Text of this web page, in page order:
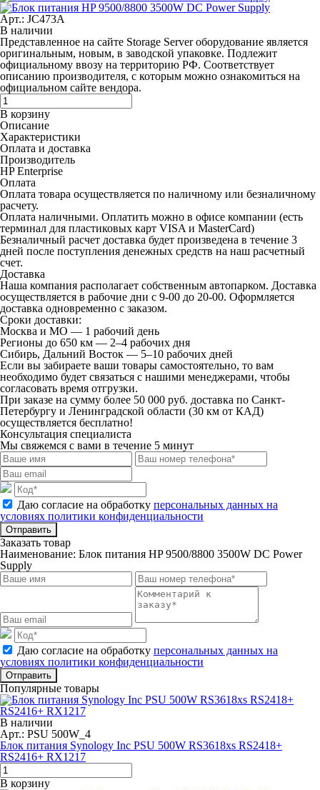
Арт.: JC473A
В наличии
Представленное на сайте Storage Server оборудование является
оригинальным, новым, в заводской упаковке. Подлежит
официальному ввозу на территорию РФ. Соответствует
описанию производителя, с которым можно ознакомиться на
официальном сайте вендора.
В корзину
Описание
Характеристики
Оплата и доставка
Производитель
HP Enterprise
Оплата
Оплата товара осуществляется по наличному или безналичному
расчету.
Оплата наличными. Оплатить можно в офисе компании (есть
терминал для пластиковых карт VISA и MasterCard)
Безналичный расчет доставка будет произведена в течение 3
дней после поступления денежных средств на наш расчетный
счет.
Доставка
Наша компания располагает собственным автопарком. Доставка
осуществляется в рабочие дни с 9-00 до 20-00. Оформляется
доставка одновременно с заказом.
Сроки доставки:
Москва и МО — 1 рабочий день
Регионы до 650 км — 2–4 рабочих дня
Сибирь, Дальний Восток — 5–10 рабочих дней
Если вы забираете ваши товары самостоятельно, то вам
необходимо будет связаться с нашими менеджерами, чтобы
согласовать время отгрузки.
При заказе на сумму более 50 000 руб. доставка по Санкт-
Петербургу и Ленинградской области (30 км от КАД)
осуществляется бесплатно!
Консультация специалиста
Мы свяжемся с вами в течение 5 минут
Даю согласие на обработку персональных данных на
условиях политики конфиденциальности
Отправить
Заказать товар
Наименование: Блок питания HP 9500/8800 3500W DC Power
Supply
Даю согласие на обработку персональных данных на
условиях политики конфиденциальности
Отправить
Популярные товары
В наличии
Арт.: PSU 500W_4
Блок питания Synology Inc PSU 500W RS3618xs RS2418+
RS2416+ RX1217
В корзину